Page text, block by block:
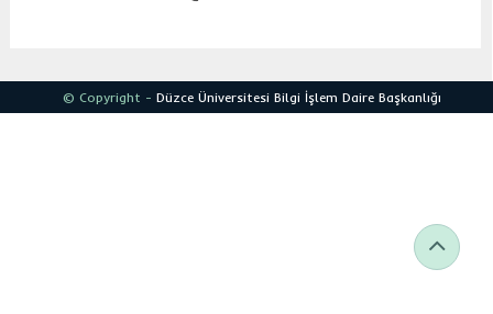
© Copyright - Düzce Üniversitesi Bilgi İşlem Daire Başkanlığı